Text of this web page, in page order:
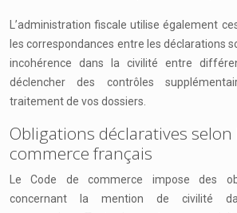
L’administration fiscale utilise également
les correspondances entre les déclarations
incohérence dans la civilité entre
déclencher des contrôles
traitement de vos dossiers.
Obligations déclaratives selon
commerce français
Le Code de commerce impose des
concernant la mention de civilité